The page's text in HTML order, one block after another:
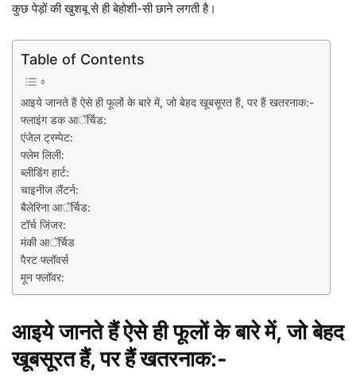
कुछ पेड़ों की खुशबू से ही बेहोशी-सी छाने लगती है।
Table of Contents
आइये जानते हैं ऐसे ही फूलों के बारे में, जो बेहद खूबसूरत हैं, पर हैं खतरनाक:-
फ्लाइंग डक आॅर्चिड:
एंजेल ट्रम्पेट:
फ्लेम लिली:
ब्लीडिंग हार्ट:
चाइनीज लैंटर्न:
बैलेरिना आॅर्चिड:
टॉर्च जिंजर:
मंकी आॅर्चिड
पैरट फ्लॉवर्स
मून फ्लॉवर:
आइये जानते हैं ऐसे ही फूलों के बारे में, जो बेहद
खूबसूरत हैं, पर हैं खतरनाक:-